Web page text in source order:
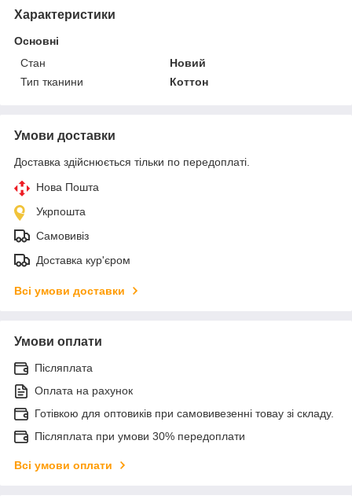
Характеристики
Основні
Стан
Новий
Тип тканини
Коттон
Умови доставки
Доставка здійснюється тільки по передоплаті.
Нова Пошта
Укрпошта
Самовивіз
Доставка кур'єром
Всі умови доставки
Умови оплати
Післяплата
Оплата на рахунок
Готівкою для оптовиків при самовивезенні товау зі складу.
Післяплата при умови 30% передоплати
Всі умови оплати